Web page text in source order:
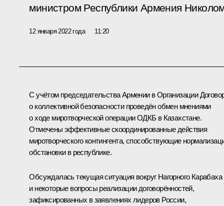
министром Республики Армения
12 января 2022 года 11:20
С учётом председательства Армении вОрганизации
о коллективной безопасностипроведён обмен мнениями
о ходе миротворческой операции ОДКБ в Казахстане.
Отмечены эффективные скоординированные действия
миротворческого контингента, способствующие
обстановки в республике.
Обсуждалась текущая ситуация вокруг Нагорного Карабаха
и некоторые вопросы реализации договорённостей,
зафиксированных в заявлениях лидеров России,